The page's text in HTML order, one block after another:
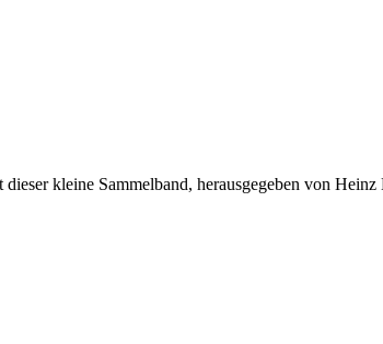
kleine Sammelband, herausgegeben von